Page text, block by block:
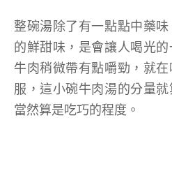
整碗湯除了有一點點中藥
的鮮甜味，是會讓人喝光
牛肉稍微帶有點嚼勁，就
服，這小碗牛肉湯的分量就
當然算是吃巧的程度。